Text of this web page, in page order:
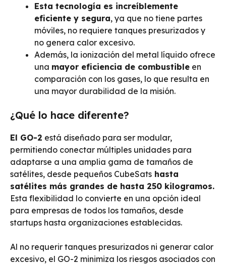
Esta tecnología es increíblemente
eficiente y segura, ya que no tiene partes
móviles, no requiere tanques presurizados y
no genera calor excesivo.
Además, la ionización del metal líquido ofrece
una mayor eficiencia de combustible en
comparación con los gases, lo que resulta en
una mayor durabilidad de la misión.
¿Qué lo hace diferente?
El GO-2 está diseñado para ser modular,
permitiendo conectar múltiples unidades para
adaptarse a una amplia gama de tamaños de
satélites, desde pequeños CubeSats hasta
satélites más grandes de hasta 250 kilogramos.
Esta flexibilidad lo convierte en una opción ideal
para empresas de todos los tamaños, desde
startups hasta organizaciones establecidas.
Al no requerir tanques presurizados ni generar calor
excesivo, el GO-2 minimiza los riesgos asociados con